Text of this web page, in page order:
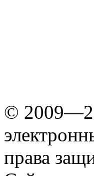
©
права